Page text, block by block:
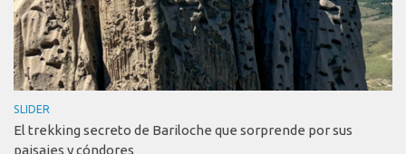
SLIDER
El trekking secreto de Bariloche que sorprende por sus
paisajes y cóndores